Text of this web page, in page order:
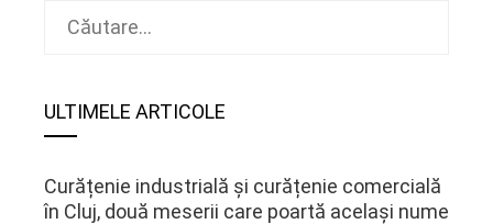
Caută
ULTIMELE ARTICOLE
Curățenie industrială și curățenie comercială
în Cluj, două meserii care poartă același nume